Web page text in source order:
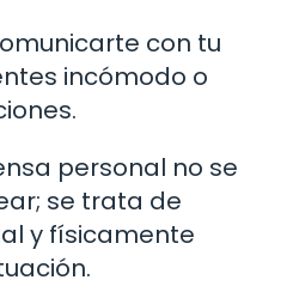
con tu
incómodo o
personal no se
se trata de
y físicamente